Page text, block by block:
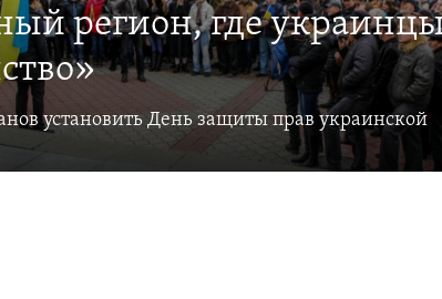
регион, где
установить День защиты прав украинской